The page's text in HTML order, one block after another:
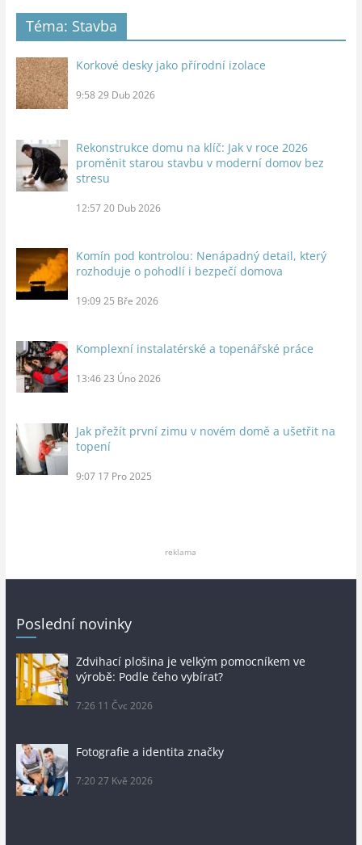
Téma: Stavba
Korkové desky jako přírodní izolace
9:58 29 Dub 2026
Rekonstrukce domu na klíč: Jak v roce 2026
proměnit starou stavbu v moderní domov bez
stresu
12:57 20 Dub 2026
Komín pod kontrolou: Nenápadný detail, který
rozhoduje o pohodlí i bezpečí domova
19:09 25 Bře 2026
Komplexní instalatérské a topenářské práce
13:46 23 Úno 2026
Jak přežít první zimu v novém domě a ušetřit na
topení
9:07 17 Pro 2025
reklama
Poslední novinky
Zdvihací plošina je velkým pomocníkem ve
výrobě: Podle čeho vybírat?
7:26 11 Čvc 2026
Fotografie a identita značky
7:20 27 Kvě 2026